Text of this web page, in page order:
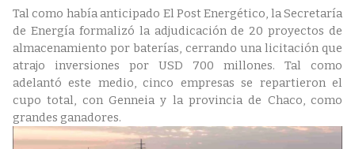
Tal como había anticipado El Post Energético, la Secretaría
de Energía formalizó la adjudicación de 20 proyectos de
almacenamiento por baterías, cerrando una licitación que
atrajo inversiones por USD 700 millones. Tal como
adelantó este medio, cinco empresas se repartieron el
cupo total, con Genneia y la provincia de Chaco, como
grandes ganadores.